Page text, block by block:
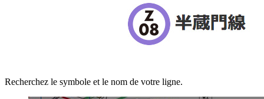
Recherchez le symbole et le nom de votre ligne.